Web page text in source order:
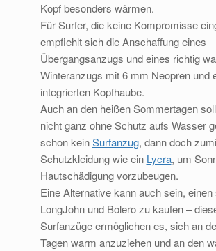
Kopf besonders wärmen.
Für Surfer, die keine Kompromisse
empfiehlt sich die Anschaffung eines
Übergangsanzugs und eines richtig
Winteranzugs mit 6 mm Neopren und
integrierten Kopfhaube.
Auch an den heißen Sommertagen
nicht ganz ohne Schutz aufs Wasser
schon keinSurfanzug, dann doch
Schutzkleidung wie ein Lycra, um
Hautschädigung vorzubeugen.
Eine Alternative kann auch sein,
LongJohn und Bolero zu kaufen –
Surfanzüge ermöglichen es, sich an
Tagen warm anzuziehen und an den